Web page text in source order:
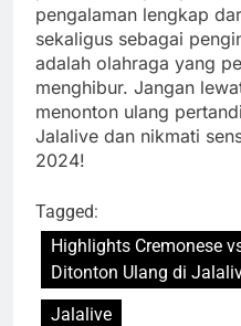
pengalaman lengkap
sekaligus sebagai
adalah olahraga yang
menghibur. Jangan
menonton ulang
Jalalive dan nikmati
2024!
Tagged:
Highlights Cremonese
Ditonton Ulang di
Jalalive